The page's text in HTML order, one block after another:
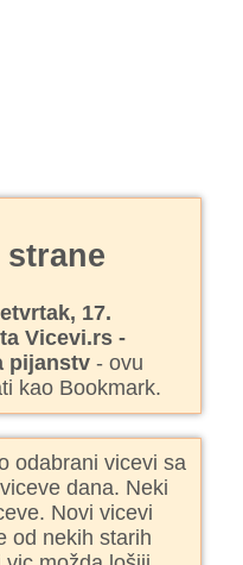
17.
Vicevi.rs -
pijanstv - ovu
kao Bookmark.
odabrani vicevi sa
dana. Neki
Novi vicevi
od nekih starih